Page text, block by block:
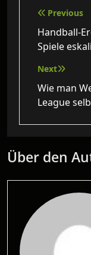
Previous
Handball-
Spiele
Next
Wie man
League
Über den